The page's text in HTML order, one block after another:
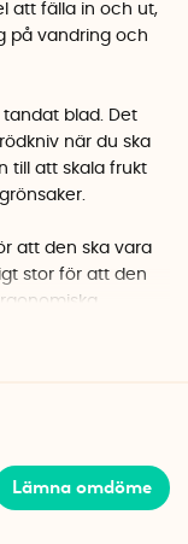
att fälla in och ut,
på vandring och
blad. Det
när du ska
till att skala frukt
att den ska vara
stor för att den
finns i flera fina
sitt utfällda läge.
igen, trycker du
och fäll
i
Lämna omdöme